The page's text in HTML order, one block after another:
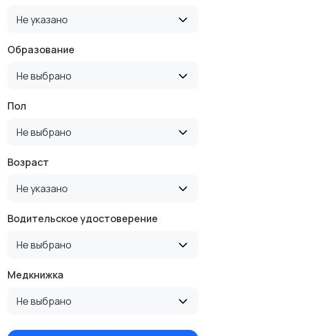
Не указано
Образование
Не выбрано
Пол
Не выбрано
Возраст
Не указано
Водительское удостоверение
Не выбрано
Медкнижка
Не выбрано